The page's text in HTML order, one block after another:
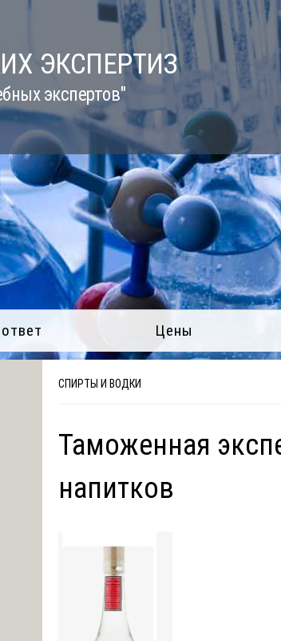
ЭКСПЕРТИЗ
экспертов"
Цены
СПИРТЫ И ВОДКИ
Таможенная
напитков